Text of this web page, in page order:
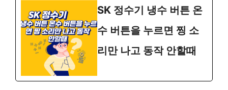
SK 정수기 냉수 버튼 온
수 버튼을 누르면 찡 소
리만 나고 동작 안할때